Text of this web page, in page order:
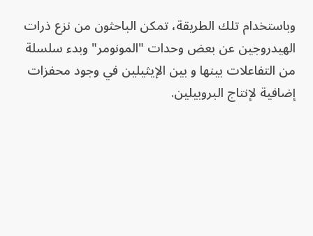
وباستخدام تلك الطريقة، تمكن الباحثون من نزع ذرات
الهيدروجين عن بعض وحدات "المونومر" وبدء سلسلة
من التفاعلات بينها و بين الإيثيلين في وجود محفزات
إضافية لإنتاج البروبيلين.